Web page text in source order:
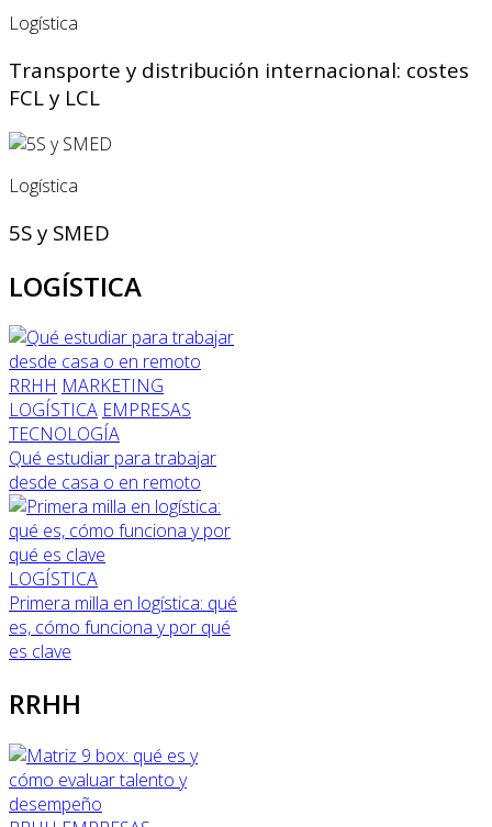
Logística
Transporte y distribución internacional: costes
FCL y LCL
Logística
5S y SMED
LOGÍSTICA
RRHH MARKETING
LOGÍSTICA EMPRESAS
TECNOLOGÍA
Qué estudiar para trabajar
desde casa o en remoto
LOGÍSTICA
Primera milla en logística: qué
es, cómo funciona y por qué
es clave
RRHH